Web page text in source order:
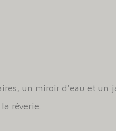
un miroir d'eau et un
rêverie.